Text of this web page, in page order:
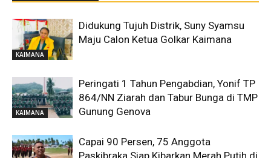
KAIMANA
Didukung Tujuh Distrik, Suny Syamsu
Maju Calon Ketua Golkar Kaimana
KAIMANA
Peringati 1 Tahun Pengabdian, Yonif TP
864/NN Ziarah dan Tabur Bunga di TMP
Gunung Genova
Capai 90 Persen, 75 Anggota
Paskibraka Siap Kibarkan Merah Putih di